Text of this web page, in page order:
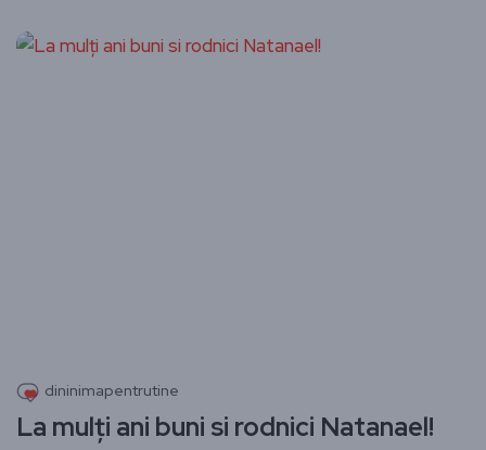
dininimapentrutine
La mulți ani buni si rodnici Natanael!